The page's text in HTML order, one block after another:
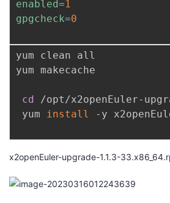
enabled=1
gpgcheck=0
yum clean all
yum makecache
cd
/opt/x2openEuler-
yum
install -y
x2openEuler-upgrade-1.1.3-